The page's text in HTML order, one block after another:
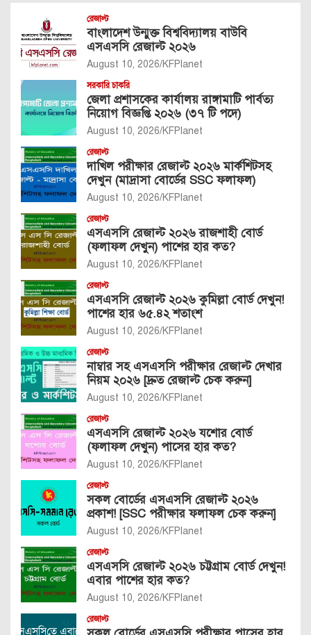
রেজাল্ট
বাংলাদেশ উন্মুক্ত বিশ্ববিদ্যালয় বাউবি
এসএসসি রেজাল্ট ২০২৬
August 10, 2026 KFPlanet
সরকারি চাকরি
জেলা প্রশাসকের কার্যালয় রাঙ্গামাটি পার্বত্য
নিয়োগ বিজ্ঞপ্তি ২০২৬ (৩৭ টি পদে)
August 10, 2026 KFPlanet
রেজাল্ট
দাখিল পরীক্ষার রেজাল্ট ২০২৬ মার্কশিটসহ
দেখুন (মাদ্রাসা বোর্ডের SSC ফলাফল)
August 10, 2026 KFPlanet
রেজাল্ট
এসএসসি রেজাল্ট ২০২৬ রাজশাহী বোর্ড
(ফলাফল দেখুন) পাশের হার কত?
August 10, 2026 KFPlanet
রেজাল্ট
এসএসসি রেজাল্ট ২০২৬ কুমিল্লা বোর্ড দেখুন!
পাশের হার ৬৫.৪২ শতাংশ
August 10, 2026 KFPlanet
রেজাল্ট
নাম্বার সহ এসএসসি পরীক্ষার রেজাল্ট দেখার
নিয়ম ২০২৬ [দ্রুত রেজাল্ট চেক করুন]
August 10, 2026 KFPlanet
রেজাল্ট
এসএসসি রেজাল্ট ২০২৬ যশোর বোর্ড
(ফলাফল দেখুন) পাসের হার কত?
August 10, 2026 KFPlanet
রেজাল্ট
সকল বোর্ডের এসএসসি রেজাল্ট ২০২৬
প্রকাশ! [SSC পরীক্ষার ফলাফল চেক করুন]
August 10, 2026 KFPlanet
রেজাল্ট
এসএসসি রেজাল্ট ২০২৬ চট্টগ্রাম বোর্ড দেখুন!
এবার পাশের হার কত?
August 10, 2026 KFPlanet
রেজাল্ট